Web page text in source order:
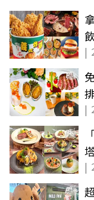
|
|
|